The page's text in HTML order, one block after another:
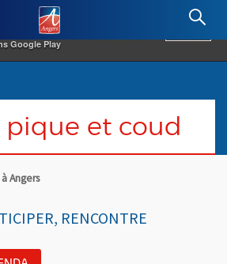
Google Play
Angers.fr : Retour à l'accueil
pique et coud
Angers
RENCONTRE